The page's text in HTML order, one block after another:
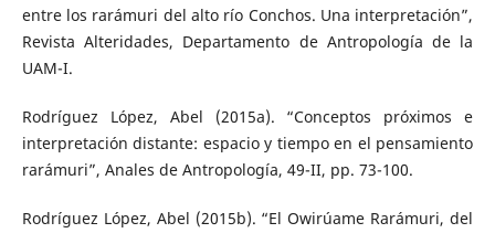
entre los rarámuri del alto río Conchos. Una interpretación”,
Revista Alteridades, Departamento de Antropología de la
UAM-I.
Rodríguez López, Abel (2015a). “Conceptos próximos e
interpretación distante: espacio y tiempo en el pensamiento
rarámuri”, Anales de Antropología, 49-II, pp. 73-100.
Rodríguez López, Abel (2015b). “El Owirúame Rarámuri, del